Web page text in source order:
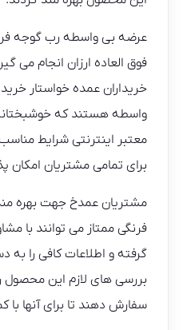
عرضه بی واسطه رب گوجه
فوق العاده ارزان انجام می
خریداران عمده خواستار
واسطه هستند که
معتبر اینترنتی شرایط
برای تمامی مشتریان امکان
مشتریان عمدخ جهت بهره
فرنگی ممتاز می توانند با
گرفته و اطلاعات کافی را به
بررسی های لازم این محصول
سفارش دهند تا برای آنها با